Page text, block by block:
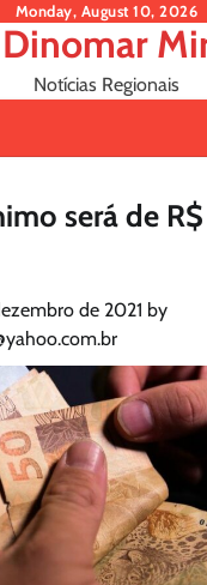
Monday, August 10, 2026
Notícias Regionais
será de R$
de 2021 by